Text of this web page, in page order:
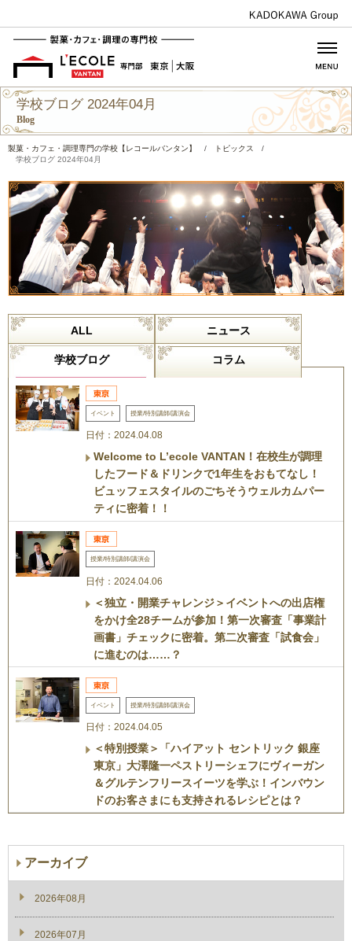
学校ブログ 2024年04月
Blog
製菓・カフェ・調理専門の学校【レコールバンタン】 / トピックス
/
学校ブログ 2024年04月
ALL ニュース
学校ブログ コラム
イベント 授業/特別講師/講演会
日付：2024.04.08
Welcome to L’ecole VANTAN！在校生が調理
したフード＆ドリンクで1年生をおもてなし！
ビュッフェスタイルのごちそうウェルカムパー
ティに密着！！
授業/特別講師/講演会
日付：2024.04.06
＜独立・開業チャレンジ＞イベントへの出店権
をかけ全28チームが参加！第一次審査「事業計
画書」チェックに密着。第二次審査「試食会」
に進むのは……？
イベント 授業/特別講師/講演会
日付：2024.04.05
＜特別授業＞「ハイアット セントリック 銀座
東京」大澤隆一ペストリーシェフにヴィーガン
＆グルテンフリースイーツを学ぶ！インバウン
ドのお客さまにも支持されるレシピとは？
アーカイブ
2026年08月
2026年07月